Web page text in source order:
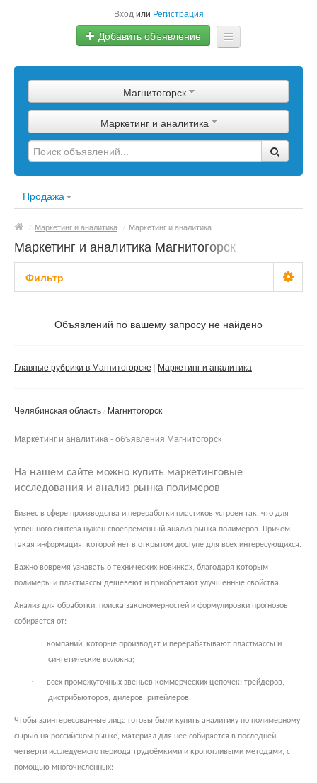
Вход или Регистрация
Добавить объявление
Сырье
Изделия
Оборудование
Магнитогорск
Маркетинг и аналитика
Продажа
/ Маркетинг и аналитика / Маркетинг и аналитика
Маркетинг и аналитика Магнитогорск
Фильтр
Частное лицо
Объявлений по вашему запросу не найдено
Главные рубрики в Магнитогорске Маркетинг и аналитика
Челябинская область Магнитогорск
Маркетинг и аналитика - объявления Магнитогорск
На нашем сайте можно купить маркетинговые
исследования и анализ рынка полимеров
Бизнес в сфере производства и переработки пластиков устроен так, что для
успешного синтеза нужен своевременный анализ рынка полимеров. Причём
такая информация, которой нет в открытом доступе для всех интересующихся.
Важно вовремя узнавать о технических новинках, благодаря которым
полимеры и пластмассы дешевеют и приобретают улучшенные свойства.
Анализ для обработки, поиска закономерностей и формулировки прогнозов
собирается от:
·
компаний, которые производят и перерабатывают пластмассы и
синтетические волокна;
·
всех промежуточных звеньев коммерческих цепочек: трейдеров,
дистрибьюторов, дилеров, ритейлеров.
Чтобы заинтересованные лица готовы были купить аналитику по полимерному
сырью на российском рынке, материал для неё собирается в последней
четверти исследуемого периода трудоёмкими и кропотливыми методами, с
помощью многочисленных: